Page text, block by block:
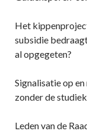
Het
subsidie
al opgegeten?
Signalisatie op
zonder de
Leden van de